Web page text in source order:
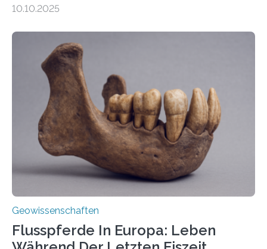
Vulkan? Was passiert in der Erde darunter? Wo
erzeugt durch Magma oder Gase, die sich durch
Schlote einen Weg nach oben bahnen? Jun.-Prof. Dr.
Miriam Christina Reiss, Vulkanseismologin an der
Johannes Gutenberg-Universität Mainz (JGU), und ihr
Team haben am Vulkan Oldoinyo Lengai in Tansania
solche Tremore lokalisiert. „Wir konnten die Tremore
nicht nur nachweisen, sondern ihren Ort in…
10.10.2025
Geowissenschaften
Flusspferde In Europa: Leben